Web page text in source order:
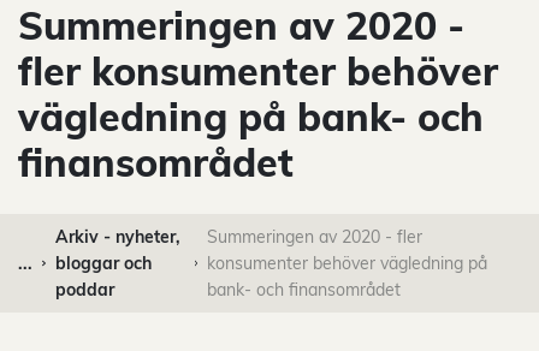
Summeringen av 2020 -
fler konsumenter behöver
vägledning på bank- och
finansområdet
...
Arkiv - nyheter,
bloggar och
poddar
Summeringen av 2020 - fler
konsumenter behöver vägledning på
bank- och finansområdet